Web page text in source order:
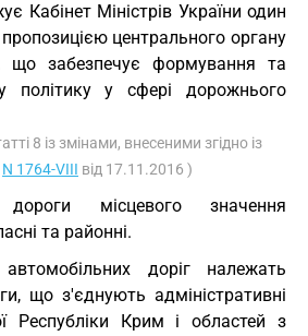
Кабінет Міністрів України один
центрального органу
що забезпечує формування та
політику у сфері дорожнього
8 із змінами, внесеними згідно із
N 1764-VIII від 17.11.2016 )
дороги місцевого значення
та районні.
доріг належать
що з'єднують адміністративні
Республіки Крим і областей з